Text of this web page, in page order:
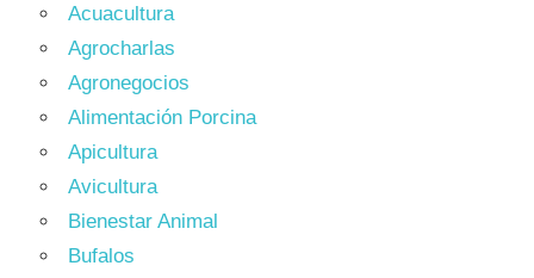
Acuacultura
Agrocharlas
Agronegocios
Alimentación Porcina
Apicultura
Avicultura
Bienestar Animal
Bufalos